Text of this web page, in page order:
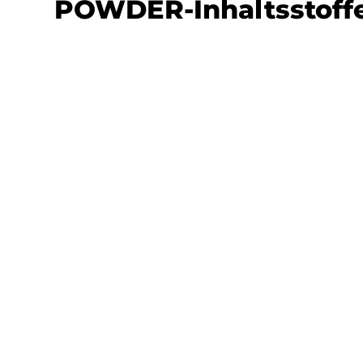
POWDER-